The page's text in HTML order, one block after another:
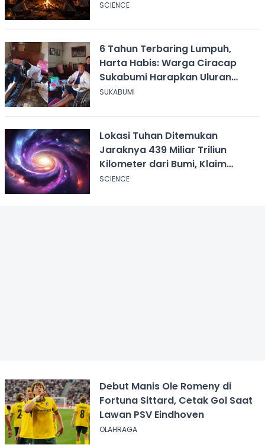
Unggun
SCIENCE
6 Tahun Terbaring Lumpuh,
Harta Habis: Warga Ciracap
Sukabumi Harapkan Uluran
Tangan KDM
SUKABUMI
Lokasi Tuhan Ditemukan
Jaraknya 439 Miliar Triliun
Kilometer dari Bumi, Klaim
Ilmuwan Harvard
SCIENCE
Debut Manis Ole Romeny di
Fortuna Sittard, Cetak Gol Saat
Lawan PSV Eindhoven
OLAHRAGA